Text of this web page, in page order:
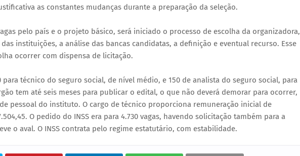
as constantes mudanças durante a preparação da seleção.
pelo país e o projeto básico, será iniciado o processo de escolha da organizadora,
instituições, a análise das bancas candidatas, a definição e eventual recurso. Esse
ocorrer com dispensa de licitação.
técnico do seguro social, de nível médio, e 150 de analista do seguro social, para
tem até seis meses para publicar o edital, o que não deverá demorar para ocorrer,
pessoal do instituto. O cargo de técnico proporciona remuneração inicial de
O pedido do INSS era para 4.730 vagas, havendo solicitação também para a
o aval. O INSS contrata pelo regime estatutário, com estabilidade.